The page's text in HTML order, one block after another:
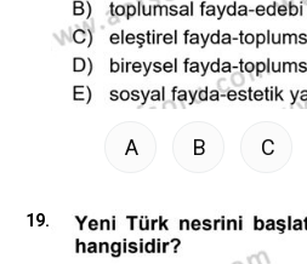
A B C
19.